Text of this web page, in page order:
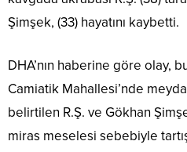
Şimşek, (33) hayatını kaybetti.
DHA’nın haberine göre olay,
Camiatik Mahallesi’nde
belirtilen R.Ş. ve Gökhan
miras meselesi sebebiyle